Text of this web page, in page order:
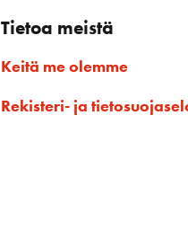
Tietoa meistä
Keitä me olemme
Rekisteri- ja